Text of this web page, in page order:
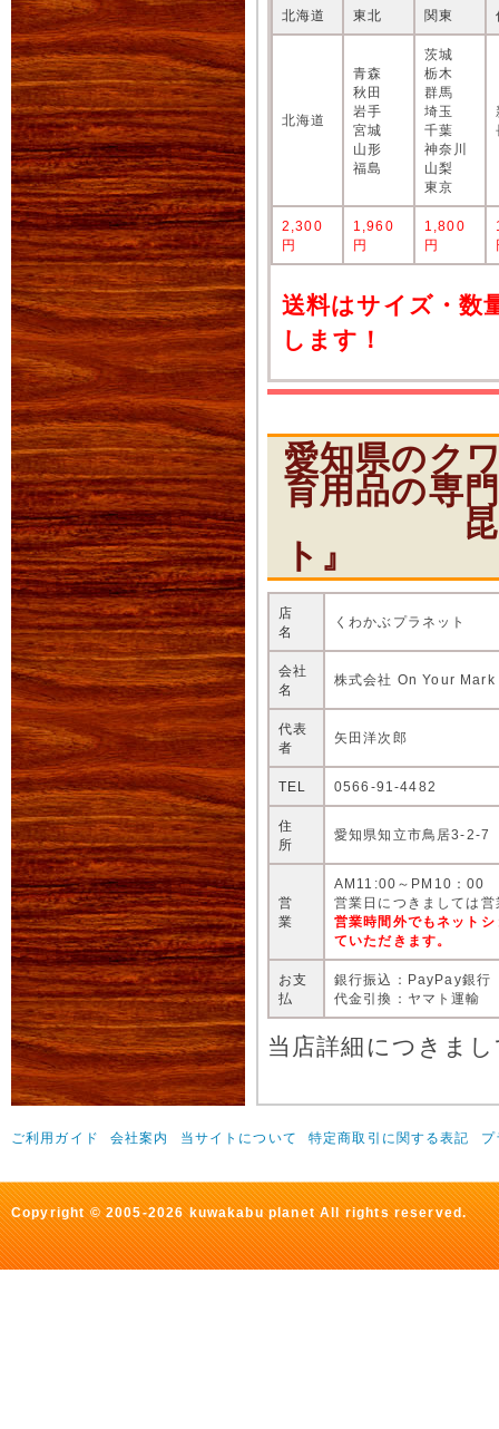
北海道 東北 関東
北海道
青森
秋田
岩手
宮城
山形
福島
茨城
栃木
群馬
埼玉
千葉
神奈川
山梨
東京
2,300
円
1,960
円
1,800
円
送料はサイズ・数
します！
愛知県のク
育用品の専
昆虫シ
ト』
店
名
くわかぶプラネット
会社
名
株式会社 On Your Mark
代表
者
矢田洋次郎
TEL 0566-91-4482
住
所
愛知県知立市鳥居3-2-7
営
業
AM11:00～PM10：00
営業日につきましては
営業時間外でもネット
ていただきます。
お支
払
銀行振込：PayPay銀行
代金引換：ヤマト運輸
当店詳細につきま
ご利用ガイド 会社案内 当サイトについて 特定商取引に関する表記 プ
Copyright © 2005-2026 kuwakabu planet All rights reserved.